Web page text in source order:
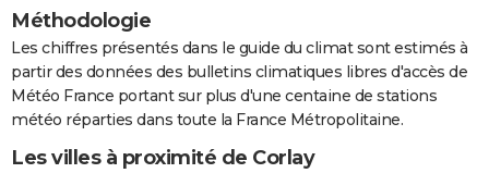
Méthodologie
Les chiffres présentés dans le guide du climat sont estimés à
partir des données des bulletins climatiques libres d'accès de
Météo France portant sur plus d'une centaine de stations
météo réparties dans toute la France Métropolitaine.
Les villes à proximité de Corlay